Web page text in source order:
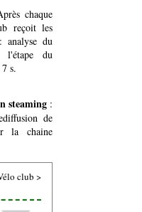
chaque
reçoit les
analyse du
l'étape du
s.
steaming:
de
la chaine
club >